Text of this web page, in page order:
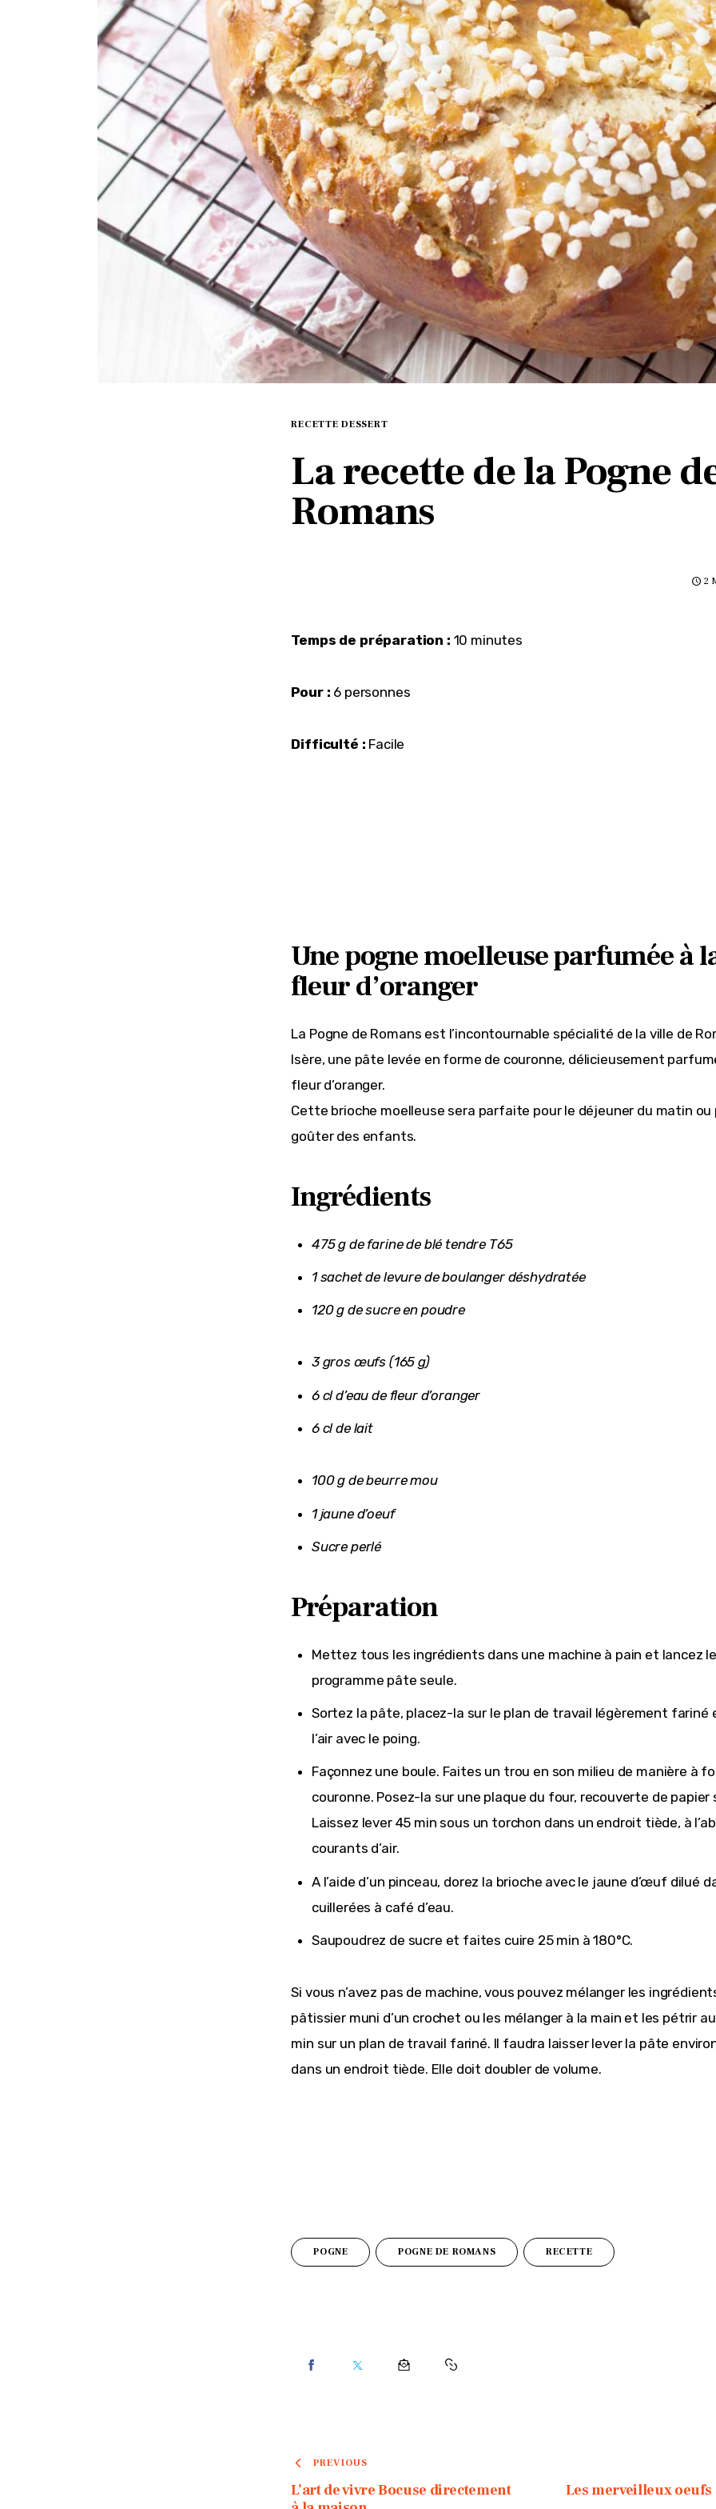
RECETTE DESSERT
La recette de la Pogne
Romans
2
Temps de préparation : 10 minutes
Pour : 6 personnes
Difficulté : Facile
Une pogne moelleuse parfumée à
fleur d’oranger
La Pogne de Romans est l’incontournable spécialité de la ville de
Isère, une pâte levée en forme de couronne, délicieusement
fleur d’oranger.
Cette brioche moelleuse sera parfaite pour le déjeuner du matin ou
goûter des enfants.
Ingrédients
475 g de farine de blé tendre T65
1 sachet de levure de boulanger déshydratée
120 g de sucre en poudre
3 gros œufs (165 g)
6 cl d’eau de fleur d’oranger
6 cl de lait
100 g de beurre mou
1 jaune d’oeuf
Sucre perlé
Préparation
Mettez tous les ingrédients dans une machine à pain et lancez le
programme pâte seule.
Sortez la pâte, placez-la sur le plan de travail légèrement fariné
l’air avec le poing.
Façonnez une boule. Faites un trou en son milieu de manière à
couronne. Posez-la sur une plaque du four, recouverte de papier
Laissez lever 45 min sous un torchon dans un endroit tiède, à
courants d’air.
A l’aide d’un pinceau, dorez la brioche avec le jaune d’œuf dilué
cuillerées à café d’eau.
Saupoudrez de sucre et faites cuire 25 min à 180°C.
Si vous n’avez pas de machine, vous pouvez mélanger les
pâtissier muni d’un crochet ou les mélanger à la main et les pétrir
min sur un plan de travail fariné. Il faudra laisser lever la pâte
dans un endroit tiède. Elle doit doubler de volume.
POGNE POGNE DE ROMANS RECETTE
PREVIOUS
L’art de vivre Bocuse directement
Les merveilleux oeufs